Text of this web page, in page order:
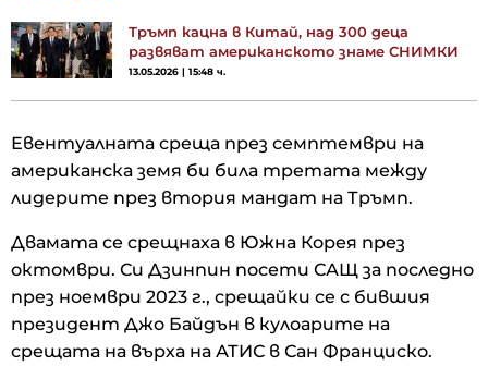
Тръмп кацна в Китай, над 300 деца
развяват американското знаме СНИМКИ
13.05.2026 | 15:48 ч.
Евентуалната среща през семптември на
американска земя би била третата между
лидерите през втория мандат на Тръмп.
Двамата се срещнаха в Южна Корея през
октомври. Си Дзинпин посети САЩ за последно
през ноември 2023 г., срещайки се с бившия
президент Джо Байдън в кулоарите на
срещата на върха на АТИС в Сан Франциско.